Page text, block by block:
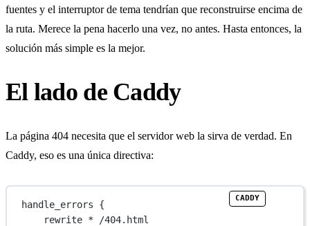
fuentes y el interruptor de tema tendrían que reconstruirse encima de
la ruta. Merece la pena hacerlo una vez, no antes. Hasta entonces, la
solución más simple es la mejor.
El lado de Caddy
La página 404 necesita que el servidor web la sirva de verdad. En
Caddy, eso es una única directiva:
handle_errors {
rewrite * /404.html